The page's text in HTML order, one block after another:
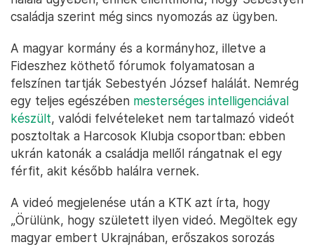
családja szerint még sincs nyomozás az ügyben.
A magyar kormány és a kormányhoz, illetve a
Fideszhez köthető fórumok folyamatosan a
felszínen tartják Sebestyén József halálát. Nemrég
egy teljes egészében mesterséges intelligenciával
készült, valódi felvételeket nem tartalmazó videót
posztoltak a Harcosok Klubja csoportban: ebben
ukrán katonák a családja mellől rángatnak el egy
férfit, akit később halálra vernek.
A videó megjelenése után a KTK azt írta, hogy
„Örülünk, hogy született ilyen videó. Megöltek egy
magyar embert Ukrajnában, erőszakos sorozás